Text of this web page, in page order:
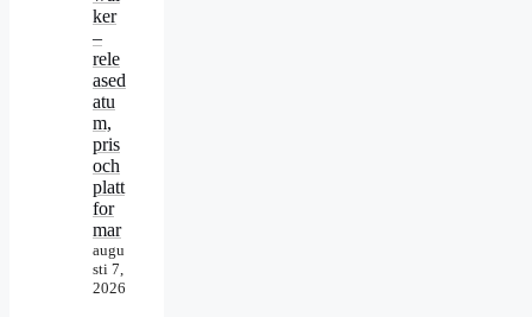
ker
–
rele
ased
atu
m,
pris
och
platt
for
mar
augu
sti 7,
2026